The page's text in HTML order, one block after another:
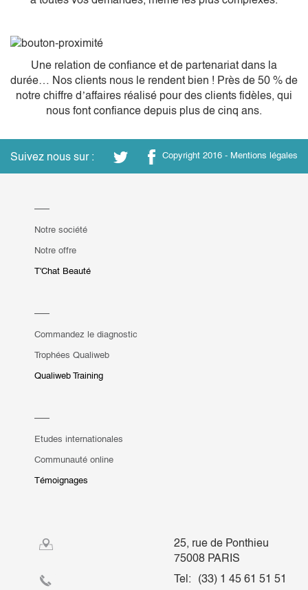
Une relation de confiance et de partenariat dans la
durée… Nos clients nous le rendent bien ! Près de 50 % de
notre chiffre d’affaires réalisé pour des clients fidèles, qui
nous font confiance depuis plus de cinq ans.
Suivez nous sur : Copyright 2016 - Mentions légales
Notre société
Notre offre
T'Chat Beauté
Commandez le diagnostic
Trophées Qualiweb
Qualiweb Training
Etudes internationales
Communauté online
Témoignages
25, rue de Ponthieu
75008 PARIS
Tel:
(33) 1 45 61 51 51